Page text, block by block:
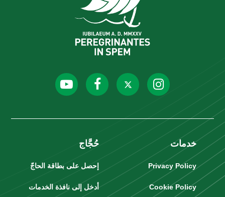
خدمات
Privacy Policy
Cookie Policy
حُجَّاج
إحصل على بطاقة الحاجّ
أدخل إلى نافذة الخدمات